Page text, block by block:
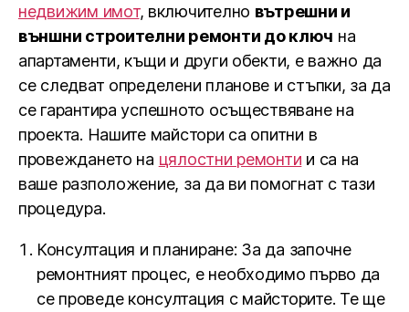
недвижим имот, включително вътрешни и
външни строителни ремонти до ключ на
апартаменти, къщи и други обекти, е важно да
се следват определени планове и стъпки, за да
се гарантира успешното осъществяване на
проекта. Нашите майстори са опитни в
провеждането на цялостни ремонти и са на
ваше разположение, за да ви помогнат с тази
процедура.
Консултация и планиране: За да започне
ремонтният процес, е необходимо първо да
се проведе консултация с майсторите. Те ще